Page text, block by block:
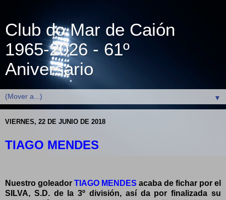
Club do Mar de Caión
1965-2026 - 61º
Aniversario
▼
VIERNES, 22 DE JUNIO DE 2018
TIAGO MENDES
Nuestro goleador TIAGO MENDES acaba de fichar por el
SILVA, S.D. de la 3º división, así da por finalizada su